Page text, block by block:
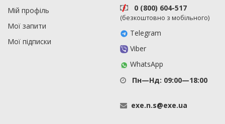
Мій профіль
Мої запити
Мої підписки
0 (800) 604-517
(безкоштовно з мобільного)
Telegram
Viber
WhatsApp
Пн—Нд: 09:00—18:00
exe.n.s@exe.ua